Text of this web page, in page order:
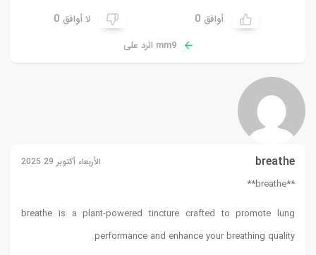
أوافق 0 لا أوافق 0
mm9 الرد على
breathe الأربعاء أكتوبر 29 2025
**breathe**
breathe is a plant-powered tincture crafted to promote lung
performance and enhance your breathing quality.